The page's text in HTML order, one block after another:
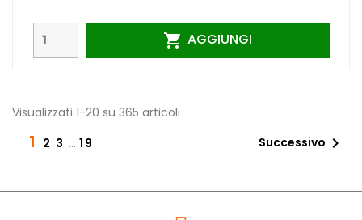
 AGGIUNGI
Visualizzati 1-20 su 365 articoli
1 2 3 … 19 Successivo 